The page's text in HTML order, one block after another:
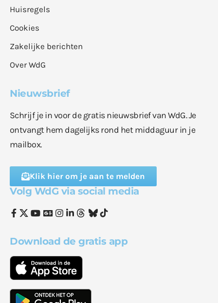
Huisregels
Cookies
Zakelijke berichten
Over WdG
Nieuwsbrief
Schrijf je in voor de gratis nieuwsbrief van WdG. Je
ontvangt hem dagelijks rond het middaguur in je
mailbox.
Klik hier om je aan te melden
Volg WdG via social media
Download de gratis app